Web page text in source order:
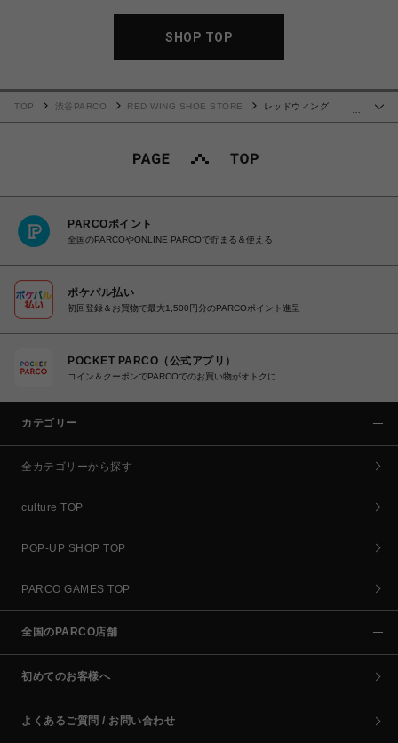
SHOP TOP
TOP 渋谷PARCO RED WING SHOE STORE
レッドウィング
PARCOポイント
全国のPARCOやONLINE PARCOで貯まる＆使える
ポケパル払い
初回登録＆お買物で最大1,500円分のPARCOポイント進呈
POCKET PARCO（公式アプリ）
コイン＆クーポンでPARCOでのお買い物がオトクに
カテゴリー
全カテゴリーから探す
culture TOP
POP-UP SHOP TOP
PARCO GAMES TOP
全国のPARCO店舗
初めてのお客様へ
よくあるご質問 / お問い合わせ